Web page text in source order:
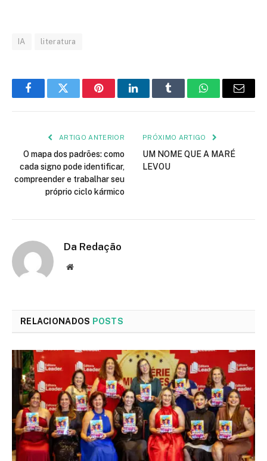
IA literatura
FacebookTwitter PinterestLinkedInTumblr WhatsApp
E-
ARTIGO ANTERIOR
O mapa dos padrões: como
cada signo pode identificar,
compreender e trabalhar seu
próprio ciclo kármico
PRÓXIMO ARTIGO
UM NOME QUE A MARÉ
LEVOU
Da Redação
Site
RELACIONADOS POSTS